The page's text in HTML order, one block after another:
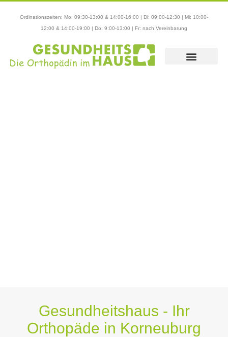
springen
Ordinationszeiten: Mo: 09:30-13:00 & 14:00-16:00 | Di: 09:00-12:30 | Mi: 10:00-
12:00 & 14:00-19:00 | Do: 9:00-13:00 | Fr: nach Vereinbarung
Gesundheitshaus - Ihr
Orthopäde in Korneuburg